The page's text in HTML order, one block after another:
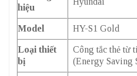
hiệu
Model HY-S1 Gold
Loại thiết
bị
Công tắc thẻ từ
(Energy Saving